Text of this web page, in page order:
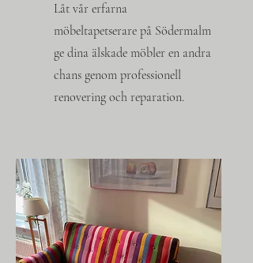
Låt vår erfarna
möbeltapetserare på Södermalm
ge dina älskade möbler en andra
chans genom professionell
renovering och reparation.